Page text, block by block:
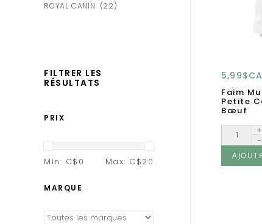
ROYAL CANIN (22)
FILTRER LES
RÉSULTATS
PRIX
Min: C$ 0 Max: C$20
MARQUE
5,99$CA
Faim
Petite
Bœuf
+
-